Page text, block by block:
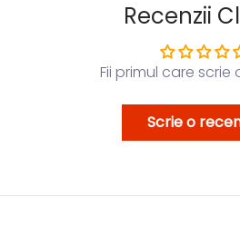
Recenzii
Fii primul care scrie
Scrie o